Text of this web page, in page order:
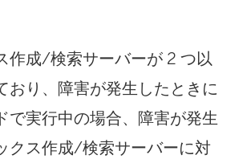
作成/検索サーバーが 2 つ以
おり、障害が発生したときに
で実行中の場合、障害が発生
クス作成/検索サーバーに対